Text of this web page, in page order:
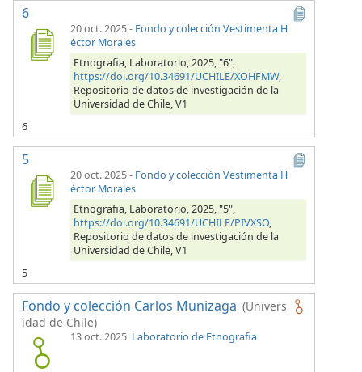
6
20 oct. 2025- Fondo y colección Vestimenta H
éctor Morales
Etnografia, Laboratorio, 2025, "6",
https://doi.org/10.34691/UCHILE/XOHFMW,
Repositorio de datos de investigación de la
Universidad de Chile, V1
6
5
20 oct. 2025- Fondo y colección Vestimenta H
éctor Morales
Etnografia, Laboratorio, 2025, "5",
https://doi.org/10.34691/UCHILE/PIVXSO,
Repositorio de datos de investigación de la
Universidad de Chile, V1
5
Fondo y colección Carlos Munizaga (Univers
idad de Chile)
13 oct. 2025 Laboratorio de Etnografia